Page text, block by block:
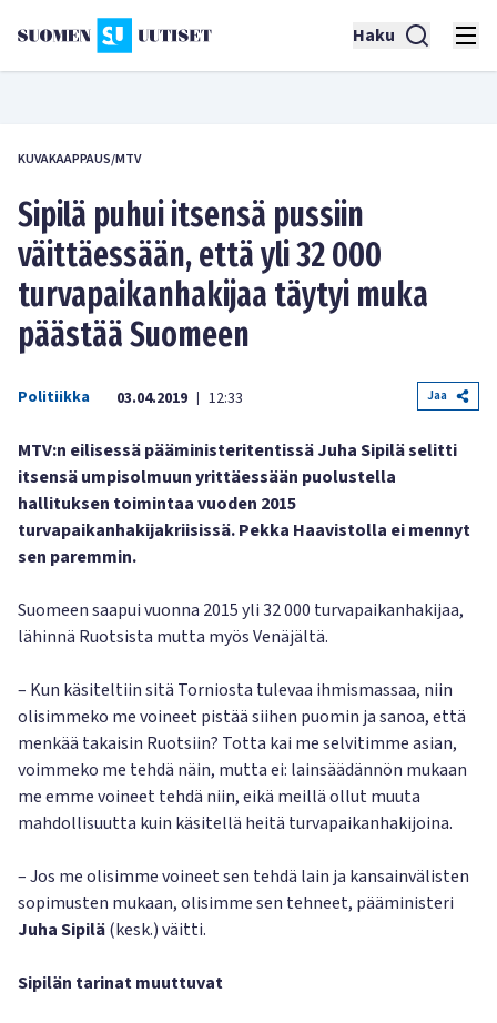
Haku
KUVAKAAPPAUS/MTV
Sipilä puhui itsensä pussiin
väittäessään, että yli 32 000
turvapaikanhakijaa täytyi muka
päästää Suomeen
Politiikka 03.04.2019 | 12:33 Jaa
MTV:n eilisessä pääministeritentissä Juha Sipilä selitti
itsensä umpisolmuun yrittäessään puolustella
hallituksen toimintaa vuoden 2015
turvapaikanhakijakriisissä. Pekka Haavistolla ei mennyt
sen paremmin.
Suomeen saapui vuonna 2015 yli 32 000 turvapaikanhakijaa,
lähinnä Ruotsista mutta myös Venäjältä.
– Kun käsiteltiin sitä Torniosta tulevaa ihmismassaa, niin
olisimmeko me voineet pistää siihen puomin ja sanoa, että
menkää takaisin Ruotsiin? Totta kai me selvitimme asian,
voimmeko me tehdä näin, mutta ei: lainsäädännön mukaan
me emme voineet tehdä niin, eikä meillä ollut muuta
mahdollisuutta kuin käsitellä heitä turvapaikanhakijoina.
– Jos me olisimme voineet sen tehdä lain ja kansainvälisten
sopimusten mukaan, olisimme sen tehneet, pääministeri
Juha Sipilä(kesk.) väitti.
Sipilän tarinat muuttuvat